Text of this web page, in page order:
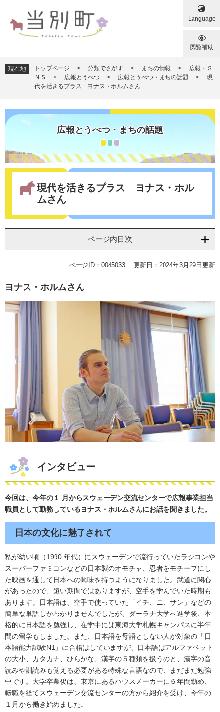
でば
文
Language
閲覧補助
現在地 トップページ > 分類でさがす > まちの情報 >
広報・Ｓ
ＮＳ
> 広報とうべつ > 広報とうべつ・まちの話題 >
現
代を活きるプラス ヨナス・ホルムさん
広報とうべつ・まちの話題
現代を活きるプラス ヨナス・ホル
ムさん
ページ内目次
ページID：0045033 更新日：2024年3月29日更新
ヨナス・ホルムさん
インタビュー
今回は、今年の１ 月からスウェーデン交流センターで広報事業担当
職員として勤務しているヨナス・ホルムさんにお話を聞きました。​
日本の文化に魅了されて
私が幼い頃（1990 年代）にスウェーデンで流行っていたラジコンや
スーパーファミコンなどの日本製のオモチャ、忍者をモチーフにし
た映画を通して日本への興味を持つようになりました。武道に関心
があったので、短い期間ではありますが、空手を学んでいた時期も
あります。日本語は、空手で使っていた「イチ、ニ、サン」などの
簡単な単語しかわかりませんでしたが、ダーラナ大学へ進学後、本
格的に日本語を勉強し、在学中には東海大学札幌キャンパスに半年
間の留学もしました。また、日本語を母語としない人が対象の「日
本語能力試験N1」に合格はしていますが、日本語はアルファベット
の大小、カタカナ、ひらがな、漢字の５種類を扱うのと、漢字の音
読みや訓読みも覚える必要がある特殊な言語なので、まだまだ勉強
中です。大学卒業後は、東京にあるハウスメーカーに６年間勤め、
転職を経てスウェーデン交流センターの方から紹介を受け、今年の
１月から働き始めました。